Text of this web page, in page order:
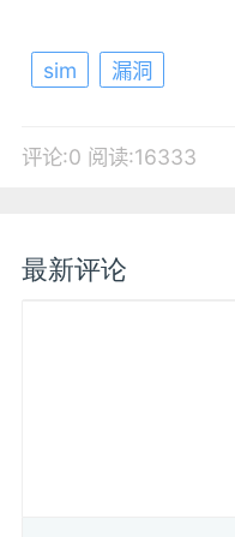
sim 漏洞
评论:0 阅读:16333
最新评论